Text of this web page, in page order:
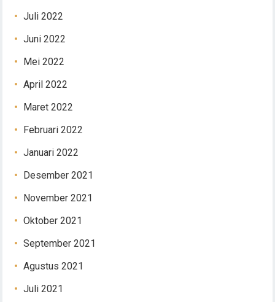
Juli 2022
Juni 2022
Mei 2022
April 2022
Maret 2022
Februari 2022
Januari 2022
Desember 2021
November 2021
Oktober 2021
September 2021
Agustus 2021
Juli 2021